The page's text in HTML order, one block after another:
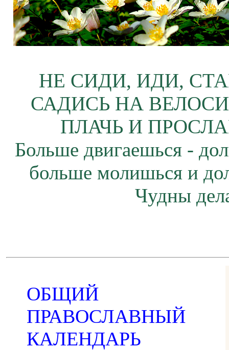
НЕ СИДИ, ИДИ,
САДИСЬ НА
ПЛАЧЬ И
Больше двигаешься -
больше молишься и
Чудны
ОБЩИЙ
ПРАВОСЛАВНЫЙ
КАЛЕНДАРЬ